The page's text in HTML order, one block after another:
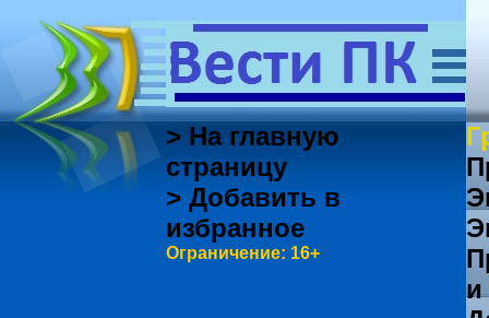
> На главную
страницу
> Добавить в
избранное
Ограничение: 16+